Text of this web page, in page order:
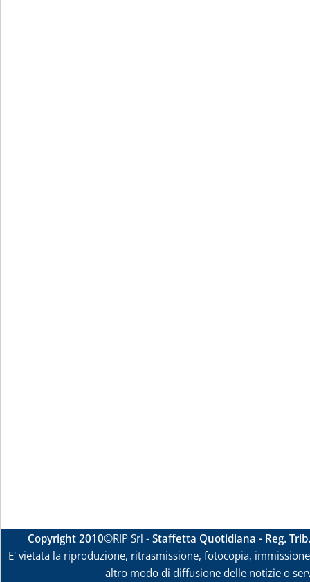
Copyright 2010©RIP Srl -Staffetta Quotidiana - Reg.
E' vietata la riproduzione, ritrasmissione, fotocopia,
altro modo di diffusione delle notizie o